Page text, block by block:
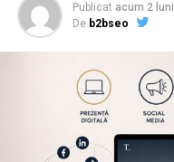
Publicat acum 2 luni
De b2bseo